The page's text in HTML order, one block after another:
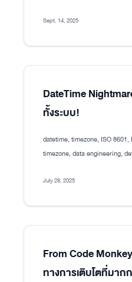
Sept. 14, 2025
DateTime
ทั้งระบบ!
datetime, timezone, ISO
timezone, data engineering,
July 28, 2025
From Code
ทางการเติบโตที่มาก